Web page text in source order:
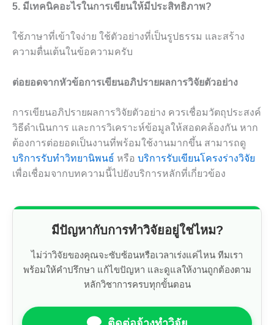
5. มีเทคนิคอะไรในการเขียนให้มีประสิทธิภาพ?
ใช้ภาษาที่เข้าใจง่าย ใช้ตัวอย่างที่เป็นรูปธรรม และสร้าง
ความตื่นเต้นในข้อความครับ
ต่อยอดจากหัวข้อการเขียนอภิปรายผลการวิจัยตัวอย่าง
การเขียนอภิปรายผลการวิจัยตัวอย่าง ควรเชื่อมวัตถุประสงค์
วิธีดำเนินการ และการวิเคราะห์ข้อมูลให้สอดคล้องกัน หาก
ต้องการต่อยอดเป็นงานที่พร้อมใช้งานมากขึ้น สามารถดู
บริการรับทำวิทยานิพนธ์ หรือ บริการรับเขียนโครงร่างวิจัย
เพื่อเชื่อมจากบทความนี้ไปยังบริการหลักที่เกี่ยวข้อง
มีปัญหากับการทำวิจัยอยู่ใช่ไหม?
ไม่ว่าวิจัยของคุณจะซับซ้อนหรือเวลาเร่งแค่ไหน ทีมเรา
พร้อมให้คำปรึกษา แก้ไขปัญหา และดูแลให้งานถูกต้องตาม
หลักวิชาการครบทุกขั้นตอน